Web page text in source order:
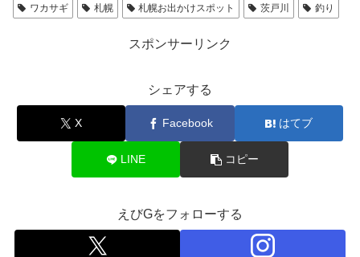
ワカサギ
札幌 札幌お出かけスポット 茨戸川 釣り
スポンサーリンク
シェアする
X Facebook はてブ
LINE コピー
えびGをフォローする